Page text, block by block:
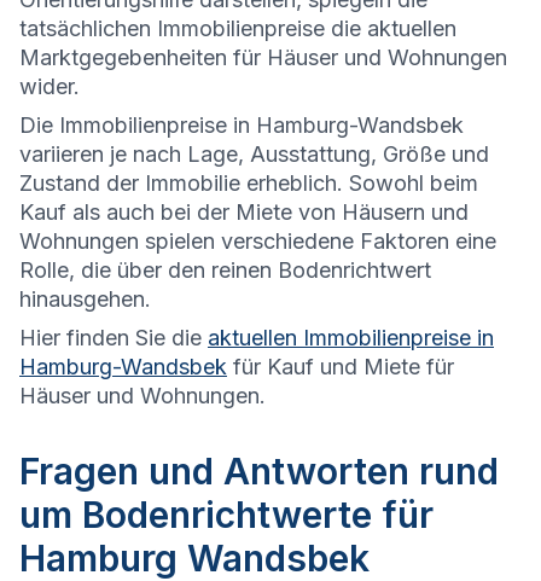
tatsächlichen Immobilienpreise die aktuellen
Marktgegebenheiten für Häuser und Wohnungen
wider.
Die Immobilienpreise in Hamburg-Wandsbek
variieren je nach Lage, Ausstattung, Größe und
Zustand der Immobilie erheblich. Sowohl beim
Kauf als auch bei der Miete von Häusern und
Wohnungen spielen verschiedene Faktoren eine
Rolle, die über den reinen Bodenrichtwert
hinausgehen.
Hier finden Sie die aktuellen Immobilienpreise in
Hamburg-Wandsbek für Kauf und Miete für
Häuser und Wohnungen.
Fragen und Antworten rund
um Bodenrichtwerte für
Hamburg Wandsbek